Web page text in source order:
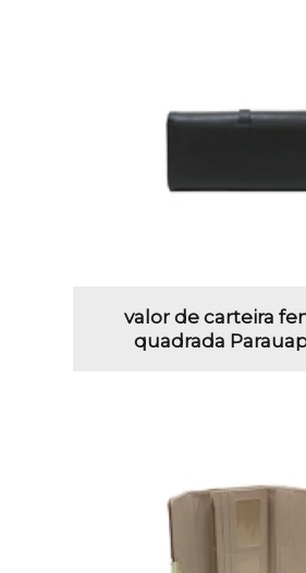
valor de carteira
quadrada